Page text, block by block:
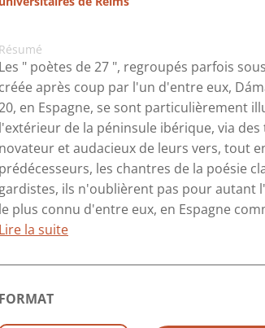
Résumé
Les " poètes de 27 ", regroupés parfois
créée après coup par l'un d'entre eux,
en Espagne, se sont particulièrement
l'extérieur de la péninsule ibérique, via
novateur et audacieux de leurs vers, tout
prédécesseurs, les chantres de la poésie
gardistes, ils n'oublièrent pas pour autant
le plus connu d'entre eux, en Espagne
Lire la suite
FORMAT